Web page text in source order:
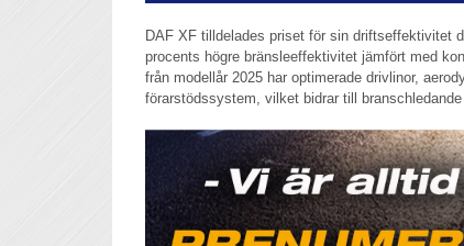
DAF XF tilldelades priset för sin driftseffektivitet
procents högre bränsleeffektivitet jämfört med
från modellår 2025 har optimerade drivlinor,
förarstödssystem, vilket bidrar till